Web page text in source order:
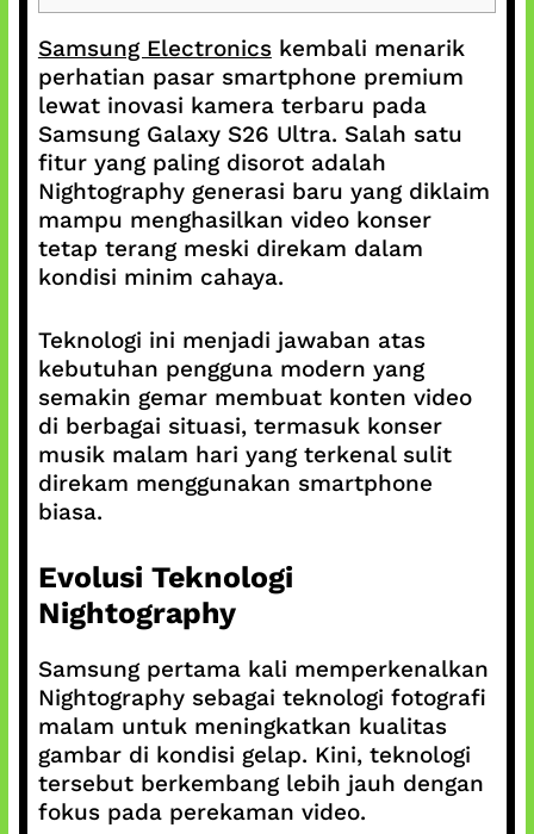
Samsung Electronicskembali menarik
perhatian pasar smartphone premium
lewat inovasi kamera terbaru pada
Samsung Galaxy S26 Ultra. Salah satu
fitur yang paling disorot adalah
Nightography generasi baru yang diklaim
mampu menghasilkan video konser
tetap terang meski direkam dalam
kondisi minim cahaya.
Teknologi ini menjadi jawaban atas
kebutuhan pengguna modern yang
semakin gemar membuat konten video
di berbagai situasi, termasuk konser
musik malam hari yang terkenal sulit
direkam menggunakan smartphone
biasa.
Evolusi Teknologi
Nightography
Samsung pertama kali memperkenalkan
Nightography sebagai teknologi fotografi
malam untuk meningkatkan kualitas
gambar di kondisi gelap. Kini, teknologi
tersebut berkembang lebih jauh dengan
fokus pada perekaman video.